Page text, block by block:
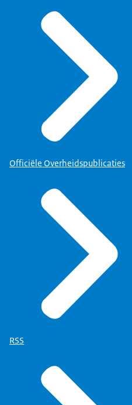
Officiële Overheidspublicaties
RSS